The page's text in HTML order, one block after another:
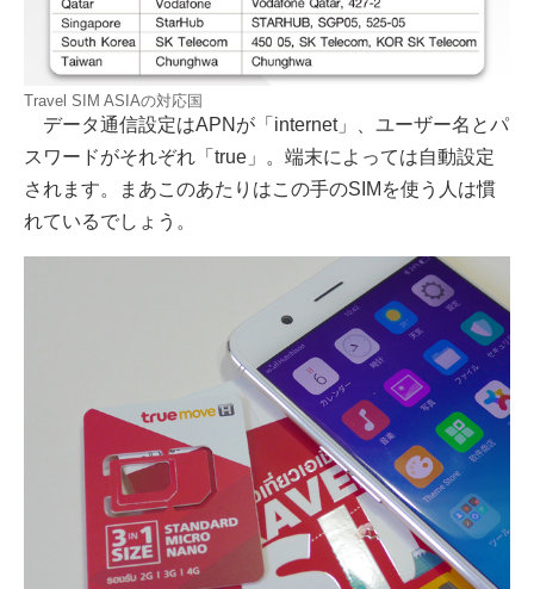
Travel SIM ASIAの対応国
データ通信設定はAPNが「internet」、ユーザー名とパ
スワードがそれぞれ「true」。端末によっては自動設定
されます。まあこのあたりはこの手のSIMを使う人は慣
れているでしょう。